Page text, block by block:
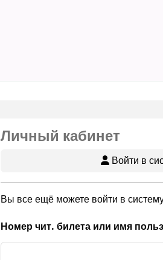
Личный кабинет
Войти в
Вы все ещё можете войти в
Номер чит. билета или имя